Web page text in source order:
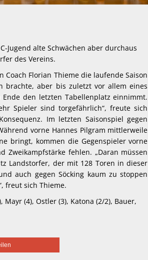
Jugend alte Schwächen aber durchaus
des Vereins.
Florian Thieme die laufende Saison
brachte, aber bis zuletzt vor allem eines
den letzten Tabellenplatz einnimmt.
Spieler sind torgefährlich“, freute sich
Im letzten Saisonspiel gegen
vorne Hannes Pilgram mittlerweile
bringt, kommen die Gegenspieler vorne
fehlen. „Daran müssen
Landstorfer, der mit 128 Toren in dieser
auch gegen Söcking kaum zu stoppen
freut sich Thieme.
(4), Ostler (3), Katona (2/2), Bauer,